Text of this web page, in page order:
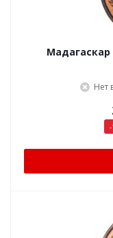
Мадагаскар
Нет
-